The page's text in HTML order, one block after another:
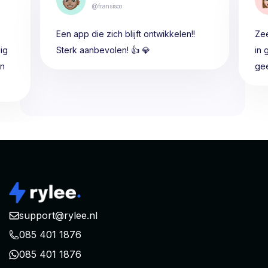
@fransisco
Een app die zich blijft ontwikkelen!!
Sterk aanbevolen! 👍 💎
in
support@rylee.nl
085 401 1876
085 401 1876